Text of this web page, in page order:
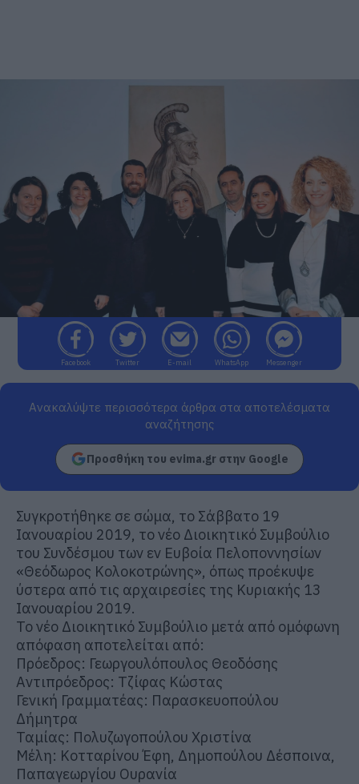
Facebook Twitter E-mail WhatsApp Messenger
Ανακαλύψτε περισσότερα άρθρα στα αποτελέσματα
αναζήτησης
Προσθήκη του evima.gr στην Google
Συγκροτήθηκε σε σώμα, το Σάββατο 19
Ιανουαρίου 2019, το νέο Διοικητικό Συμβούλιο
του Συνδέσμου των εν Ευβοία Πελοποννησίων
«Θεόδωρος Κολοκοτρώνης», όπως προέκυψε
ύστερα από τις αρχαιρεσίες της Κυριακής 13
Ιανουαρίου 2019.
Το νέο Διοικητικό Συμβούλιο μετά από ομόφωνη
απόφαση αποτελείται από:
Πρόεδρος: Γεωργουλόπουλος Θεοδόσης
Αντιπρόεδρος: Τζίφας Κώστας
Γενική Γραμματέας: Παρασκευοπούλου
Δήμητρα
Ταμίας: Πολυζωγοπούλου Χριστίνα
Μέλη: Κοτταρίνου Έφη, Δημοπούλου Δέσποινα,
Παπαγεωργίου Ουρανία